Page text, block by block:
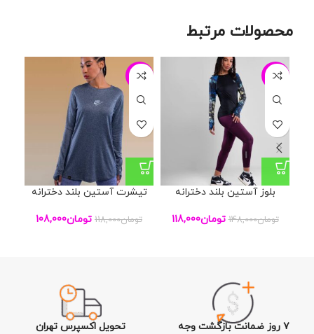
محصولات مرتبط
-20%
بلوز آستین بلند دخترانه
تومان148,000 تومان118,000
-8%
تیشرت آستین بلند دخترانه
تومان118,000 تومان108,000
۷ روز ضمانت بازگشت وجه تحویل اکسپرس تهران